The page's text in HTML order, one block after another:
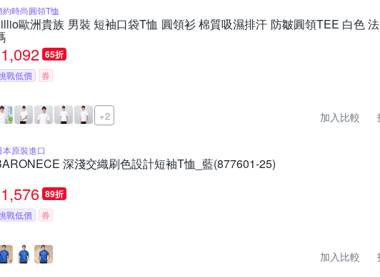
約時尚圓領T恤
歐洲貴族 男裝 短袖口袋T恤 圓領衫 棉質吸濕排汗 防皺圓領TEE 白色
1,092 65折
戰低價 券
+2 加入比較
本原裝進口
深淺交織刷色設計短袖T恤_藍(877601-25)
1,576 89折
戰低價 券
加入比較